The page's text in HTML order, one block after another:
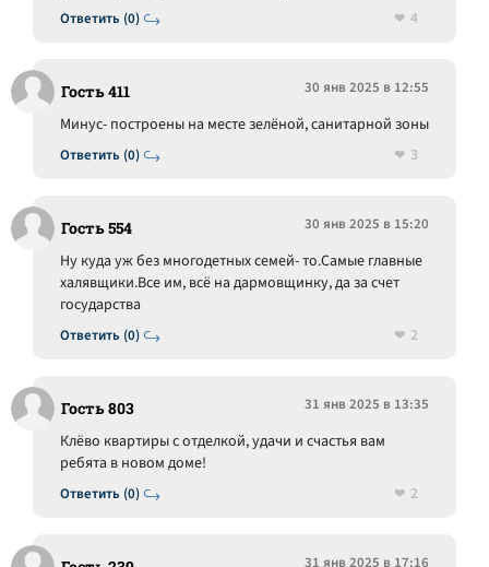
Ответить (0)
4
Гость 411 30 янв 2025 в 12:55
Ответить (0)
Минус- построены на месте зелёной, санитарной зоны
3
Гость 554 30 янв 2025 в 15:20
Ответить (0)
Ну куда уж без многодетных семей- то.Самые главные
халявщики.Все им, всё на дармовщинку, да за счет
государства
2
Гость 803 31 янв 2025 в 13:35
Ответить (0)
Клёво квартиры с отделкой, удачи и счастья вам
ребята в новом доме!
2
31 янв 2025 в 17:16